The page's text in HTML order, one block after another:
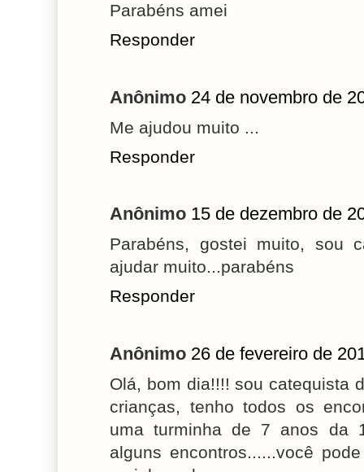
Parabéns amei
Responder
Anônimo 24 de novembro de
Me ajudou muito ...
Responder
Anônimo 15 de dezembro de
Parabéns, gostei muito, sou
ajudar muito...parabéns
Responder
Anônimo 26 de fevereiro de
Olá, bom dia!!!! sou catequista
crianças, tenho todos os
uma turminha de 7 anos da
alguns encontros......você